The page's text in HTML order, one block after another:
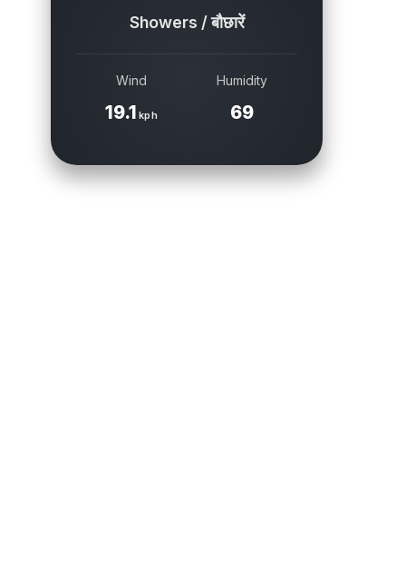
Showers / बौछारें
Wind
19.1 kph
Humidity
69